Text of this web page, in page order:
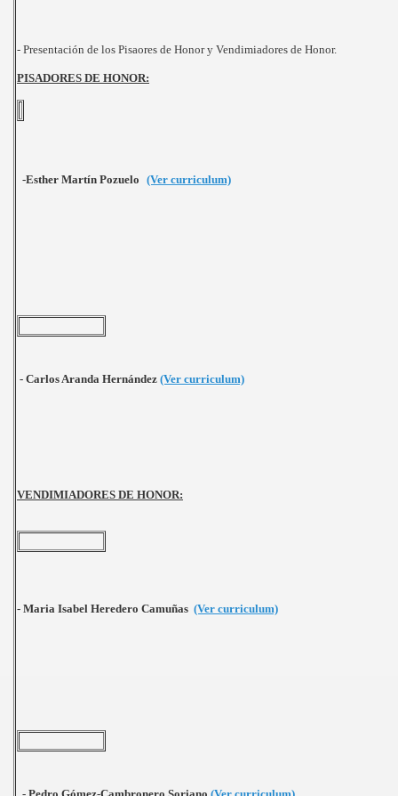
- Presentación de los Pisaores de Honor y Vendimiadores de Honor.
PISADORES DE HONOR:
-Esther Martín Pozuelo (Ver curriculum)
- Carlos Aranda Hernández (Ver curriculum)
VENDIMIADORES DE HONOR:
- Maria Isabel Heredero Camuñas (Ver curriculum)